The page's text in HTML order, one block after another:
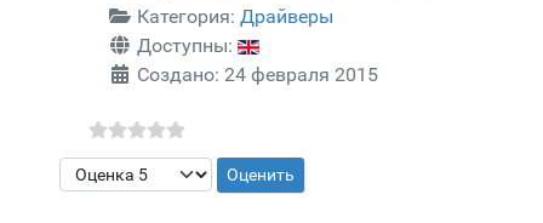
Категория: Драйверы
Доступны:
Создано: 24 февраля 2015
Пожалуйста, оцените